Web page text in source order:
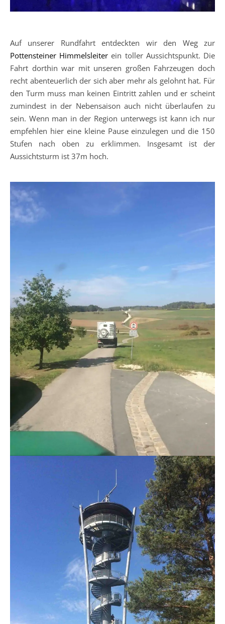
Auf unserer Rundfahrt entdeckten wir den Weg zur
Pottensteiner Himmelsleiter ein toller Aussichtspunkt. Die
Fahrt dorthin war mit unseren großen Fahrzeugen doch
recht abenteuerlich der sich aber mehr als gelohnt hat. Für
den Turm muss man keinen Eintritt zahlen und er scheint
zumindest in der Nebensaison auch nicht überlaufen zu
sein. Wenn man in der Region unterwegs ist kann ich nur
empfehlen hier eine kleine Pause einzulegen und die 150
Stufen nach oben zu erklimmen. Insgesamt ist der
Aussichtsturm ist 37m hoch.